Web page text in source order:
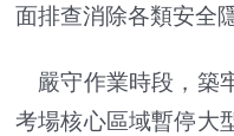
面排查消除各類安全
嚴守作業時段，築
考場核心區域暫停大